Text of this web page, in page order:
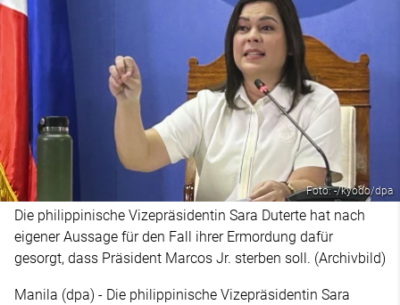
Foto: -/kyodo/dpa
Die philippinische Vizepräsidentin Sara Duterte hat nach
eigener Aussage für den Fall ihrer Ermordung dafür
gesorgt, dass Präsident Marcos Jr. sterben soll. (Archivbild)
Manila (dpa) - Die philippinische Vizepräsidentin Sara